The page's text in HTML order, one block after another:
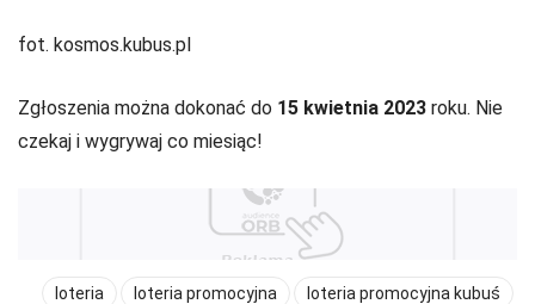
fot. kosmos.kubus.pl
Zgłoszenia można dokonać do 15 kwietnia 2023 roku. Nie
czekaj i wygrywaj co miesiąc!
loteria loteria promocyjna loteria promocyjna kubuś